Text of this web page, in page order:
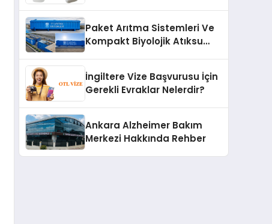
Paket Arıtma Sistemleri Ve
Kompakt Biyolojik Atıksu
İngiltere Vize Başvurusu İçin
Gerekli Evraklar Nelerdir?
Ankara Alzheimer Bakım
Merkezi Hakkında Rehber